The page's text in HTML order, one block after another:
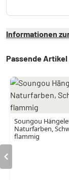
Informationen
Passende Artikel
Soungou
Naturfarben,
flammig